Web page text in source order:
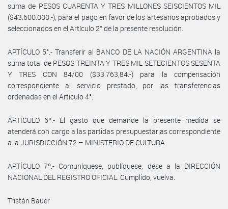
suma de PESOS CUARENTA Y TRES MILLONES SEISCIENTOS MIL
($43.600.000.-), para el pago en favor de los artesanos aprobados y
seleccionados en el Artículo 2° de la presente resolución.
ARTÍCULO 5°.- Transferir al BANCO DE LA NACIÓN ARGENTINA la
suma total de PESOS TREINTA Y TRES MIL SETECIENTOS SESENTA
Y TRES CON 84/00 ($33.763,84.-) para la compensación
correspondiente al servicio prestado, por las transferencias
ordenadas en el Artículo 4°.
ARTÍCULO 6º.- El gasto que demande la presente medida se
atenderá con cargo a las partidas presupuestarias correspondiente
a la JURISDICCIÓN 72 – MINISTERIO DE CULTURA.
ARTÍCULO 7º.- Comuníquese, publíquese, dése a la DIRECCIÓN
NACIONAL DEL REGISTRO OFICIAL. Cumplido, vuelva.
Tristán Bauer